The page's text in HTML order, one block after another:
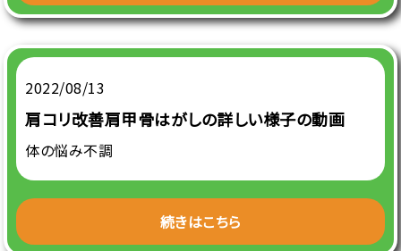
2022/08/13
肩コリ改善肩甲骨はがしの詳しい様子の動画
体の悩み不調
続きはこちら